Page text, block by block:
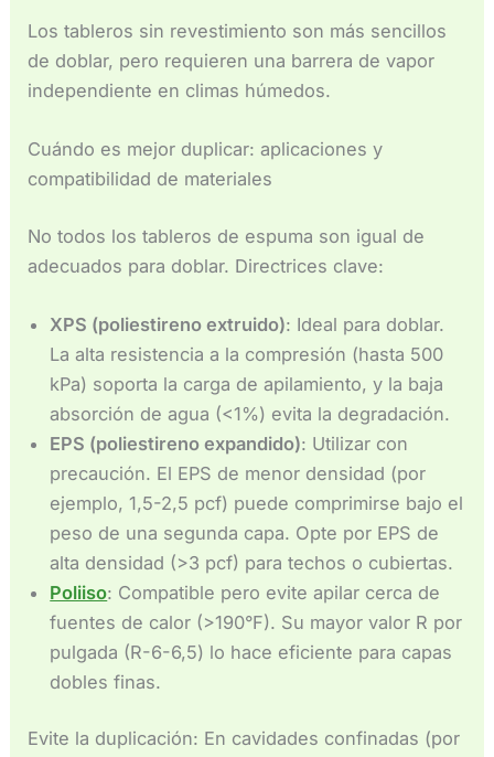
Los tableros sin revestimiento son más sencillos
de doblar, pero requieren una barrera de vapor
independiente en climas húmedos.
Cuándo es mejor duplicar: aplicaciones y
compatibilidad de materiales
No todos los tableros de espuma son igual de
adecuados para doblar. Directrices clave:
XPS (poliestireno extruido): Ideal para doblar.
La alta resistencia a la compresión (hasta 500
kPa) soporta la carga de apilamiento, y la baja
absorción de agua (<1%) evita la degradación.
EPS (poliestireno expandido): Utilizar con
precaución. El EPS de menor densidad (por
ejemplo, 1,5-2,5 pcf) puede comprimirse bajo el
peso de una segunda capa. Opte por EPS de
alta densidad (>3 pcf) para techos o cubiertas.
Poliiso: Compatible pero evite apilar cerca de
fuentes de calor (>190°F). Su mayor valor R por
pulgada (R-6-6,5) lo hace eficiente para capas
dobles finas.
Evite la duplicación: En cavidades confinadas (por